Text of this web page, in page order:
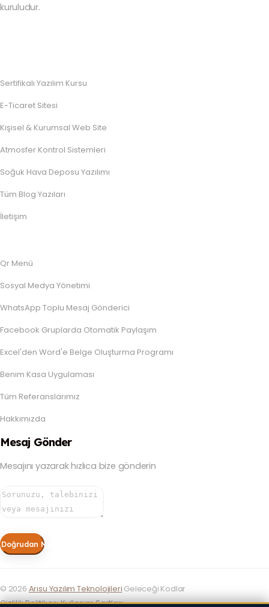
kuruludur.
Sertifikalı Yazılım Kursu
E-Ticaret Sitesi
Kişisel & Kurumsal Web Site
Atmosfer Kontrol Sistemleri
Soğuk Hava Deposu Yazılımı
Tüm Blog Yazıları
İletişim
Qr Menü
Sosyal Medya Yönetimi
WhatsApp Toplu Mesaj Gönderici
Facebook Gruplarda Otomatik Paylaşım
Excel'den Word'e Belge Oluşturma Programı
Benim Kasa Uygulaması
Tüm Referanslarımız
Hakkımızda
Mesaj Gönder
Mesajını yazarak hızlıca bize gönderin
Doğrudan Mesaj Gönder
© 2026 Arısu Yazılım Teknolojileri Geleceği Kodlar
Gizlilik PolitikasıKullanım Şartları